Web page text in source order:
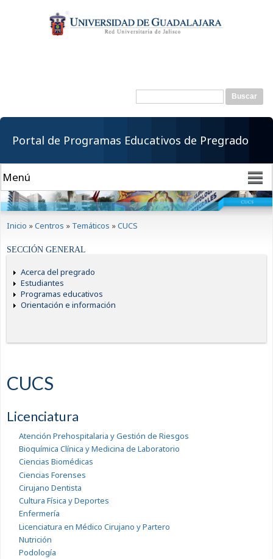
contenido
principal
Formulario de
Buscar
Portal de Programas Educativos de Pregrado
Inicio »Centros » Temáticos »CUCS
SECCIÓN GENERAL
Acerca del pregrado
Estudiantes
Programas educativos
Orientación e información
CUCS
Licenciatura
Atención Prehospitalaria y Gestión de Riesgos
Bioquímica Clínica y Medicina de Laboratorio
Ciencias Biomédicas
Ciencias Forenses
Cirujano Dentista
Cultura Física y Deportes
Enfermería
Licenciatura en Médico Cirujano y Partero
Nutrición
Podología